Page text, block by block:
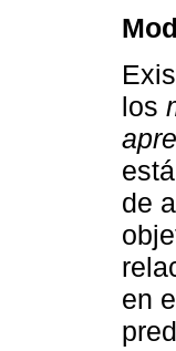
los
de
en